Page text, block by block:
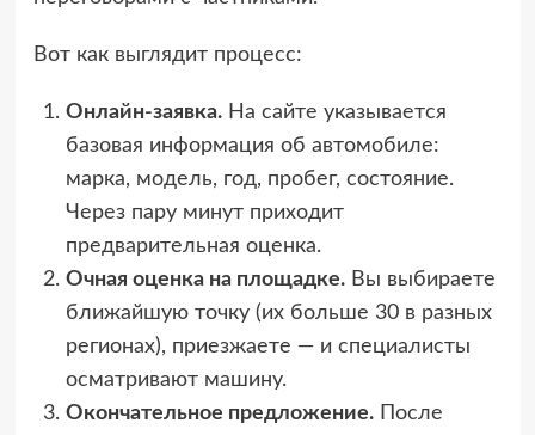
Вот как выглядит процесс:
Онлайн-заявка.На сайте указывается
базовая информация об автомобиле:
марка, модель, год, пробег, состояние.
Через пару минут приходит
предварительная оценка.
Очная оценка на площадке.Вы выбираете
ближайшую точку (их больше 30 в разных
регионах), приезжаете — и специалисты
осматривают машину.
Окончательное предложение.После